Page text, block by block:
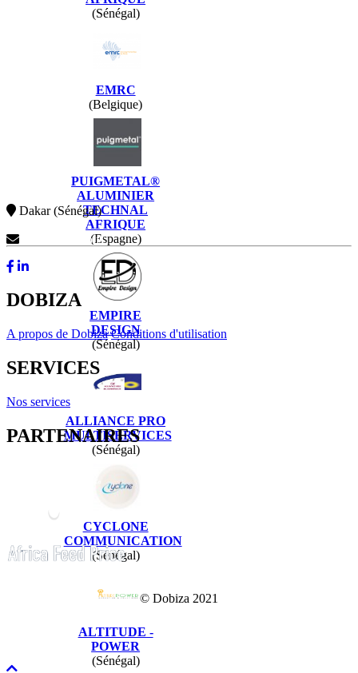
(Sénégal)
EMRC
(Belgique)
PUIGMETAL®
ALUMINIER
TECHNAL
AFRIQUE
(Espagne)
EMPIRE
DESIGN
(Sénégal)
ALLIANCE PRO
MULTISERVICES
(Sénégal)
CYCLONE
COMMUNICATION
(Sénégal)
ALTITUDE -
POWER
(Sénégal)
Dakar (Sénégal)
Contactez-Nous
DOBIZA
A propos de Dobiza Conditions d'utilisation
SERVICES
Nos services
PARTENAIRES
© Dobiza 2021